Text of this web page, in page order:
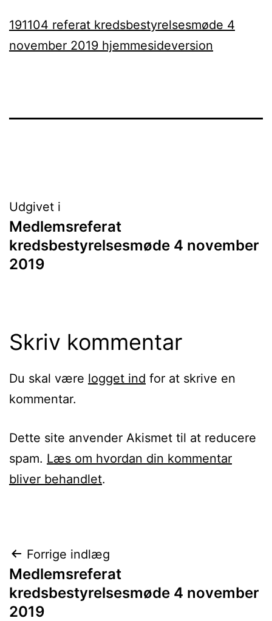
191104 referat kredsbestyrelsesmøde 4
november 2019 hjemmesideversion
Indlægsnavigation
Udgivet i
Medlemsreferat
kredsbestyrelsesmøde 4 november
2019
Skriv kommentar
Du skal være logget ind for at skrive en
kommentar.
Dette site anvender Akismet til at reducere
spam. Læs om hvordan din kommentar
bliver behandlet.
Indlægsnavigation
Forrige indlæg
Medlemsreferat
kredsbestyrelsesmøde 4 november
2019